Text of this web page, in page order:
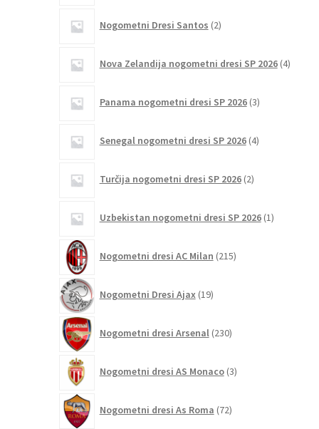
Nogometni Dresi Santos 2izdelka
Nova Zelandija nogometni dresi SP 2026 4izdelki
Panama nogometni dresi SP 2026 3izdelki
Senegal nogometni dresi SP 2026 4izdelki
Turčija nogometni dresi SP 2026 2izdelka
Uzbekistan nogometni dresi SP 2026 1izdelek
Nogometni dresi AC Milan 215izdelkov
Nogometni Dresi Ajax 19izdelkov
Nogometni dresi Arsenal 230izdelkov
Nogometni dresi AS Monaco 3izdelki
Nogometni dresi As Roma 72izdelkov